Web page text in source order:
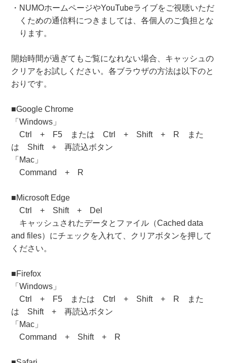
・NUMOホームページやYouTubeライブをご視聴いただ
くための通信料につきましては、各個人のご負担とな
ります。
開始時間が過ぎてもご覧になれない場合、キャッシュの
クリアをお試しください。各ブラウザの方法は以下のと
おりです。
■Google Chrome
「Windows」
Ctrl + F5 または Ctrl + Shift + R また
は Shift + 再読込ボタン
「Mac」
Command + R
■Microsoft Edge
Ctrl + Shift + Del
キャッシュされたデータとファイル（Cached data
and files）にチェックを入れて、クリアボタンを押して
ください。
■Firefox
「Windows」
Ctrl + F5 または Ctrl + Shift + R また
は Shift + 再読込ボタン
「Mac」
Command + Shift + R